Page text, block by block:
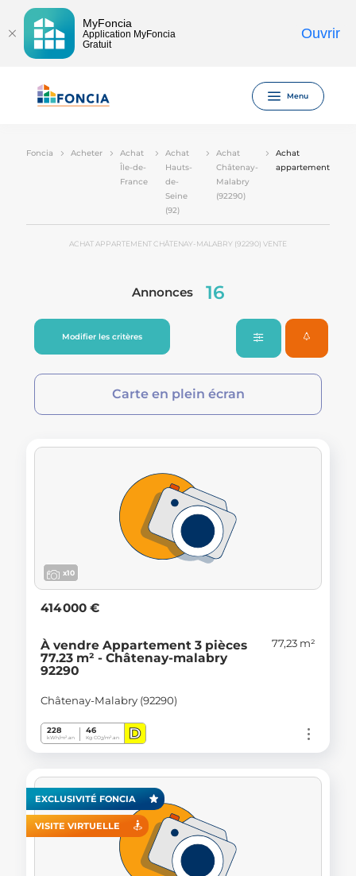
MyFoncia
Application MyFoncia
Gratuit
Ouvrir
Menu
Foncia Acheter
Achat
Île-de-
France
Achat
Hauts-
de-
Seine
(92)
Achat
Châtenay-
Malabry
(92290)
Achat
appartement
ACHAT APPARTEMENT CHÂTENAY-MALABRY (92290) VENTE
Annonces 16
Modifier les critères
Carte en plein écran
x10
414 000 €
À vendre Appartement 3 pièces
77.23 m² - Châtenay-malabry
92290
77,23 m²
Châtenay-Malabry (92290)
228
kWh/m².an
46
Kg CO2/m².an D
EXCLUSIVITÉ FONCIA
VISITE VIRTUELLE